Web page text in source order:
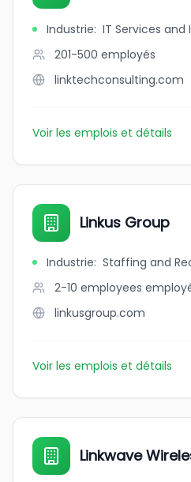
Industrie: IT Services and
201-500 employés
linktechconsulting.com
Voir les emplois et détails
Linkus Group
Industrie: Staffing and
2-10 employees
linkusgroup.com
Voir les emplois et détails
Linkwave